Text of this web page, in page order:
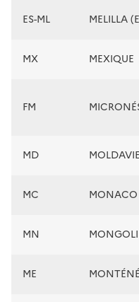
ES-ML MELILLA
MX MEXIQUE
FM
MD MOLDAVIE
MC MONACO
MN
ME